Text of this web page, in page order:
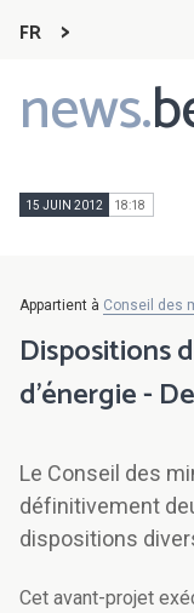
FR
news.
Main
navigation
15 JUIN 2012 18:18
Appartient à Conseil des
Dispositions
d'énergie -
Le Conseil des
définitivement
dispositions
Cet avant-projet